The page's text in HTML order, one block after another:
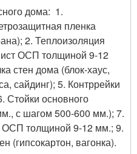
дома: 1.
пленка
2. Теплоизоляция
ОСП толщиной 9-12
стен дома (блок-хаус,
сайдинг); 5. Контррейки
Стойки основного
с шагом 500-600 мм.); 7.
ОСП толщиной 9-12 мм.; 9.
(гипсокартон, вагонка).